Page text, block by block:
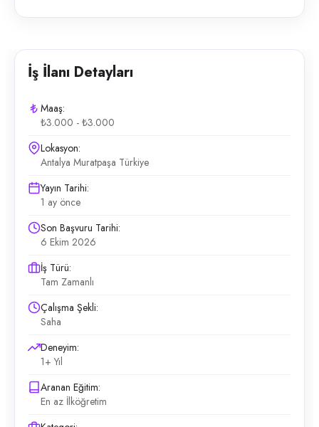
İş İlanı Detayları
Maaş:
₺3.000 - ₺3.000
Lokasyon:
Antalya Muratpaşa Türkiye
Yayın Tarihi:
1 ay önce
Son Başvuru Tarihi:
6 Ekim 2026
İş Türü:
Tam Zamanlı
Çalışma Şekli:
Saha
Deneyim:
1+ Yıl
Aranan Eğitim:
En az İlköğretim